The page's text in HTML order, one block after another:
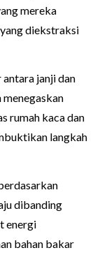
mereka
diekstraksi
antara janji dan
menegaskan
rumah kaca dan
langkah
dibanding
energi
bahan bakar